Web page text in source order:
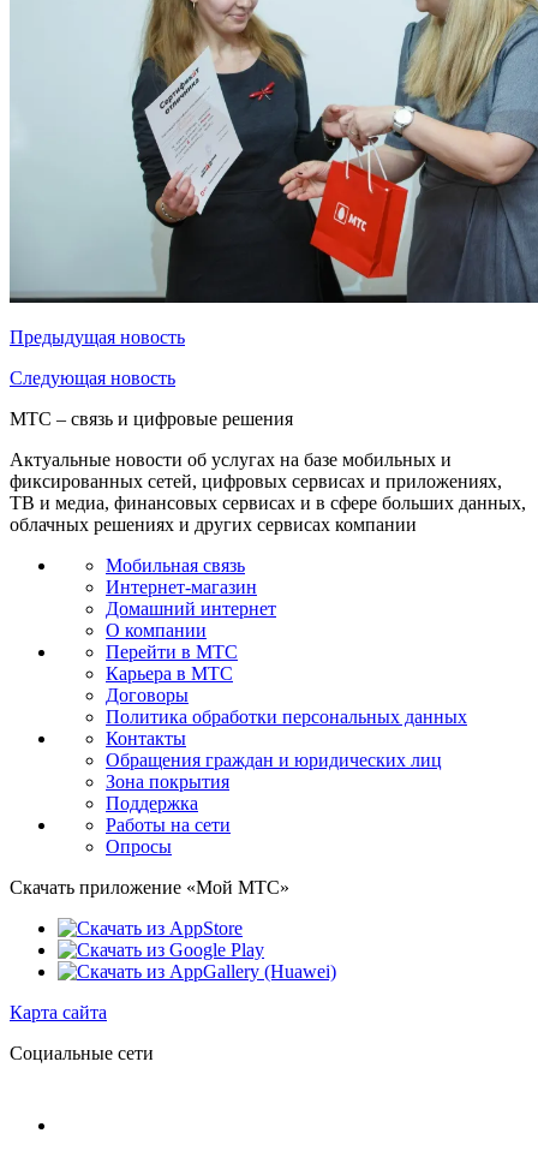
Предыдущая новость
Следующая новость
МТС – связь и цифровые решения
Актуальные новости об услугах на базе мобильных и
фиксированных сетей, цифровых сервисах и приложениях,
ТВ и медиа, финансовых сервисах и в сфере больших данных,
облачных решениях и других сервисах компании
Мобильная связь
Интернет-магазин
Домашний интернет
О компании
Перейти в МТС
Карьера в МТС
Договоры
Политика обработки персональных данных
Контакты
Обращения граждан и юридических лиц
Зона покрытия
Поддержка
Работы на сети
Опросы
Скачать приложение «Мой МТС»
Карта сайта
Социальные сети